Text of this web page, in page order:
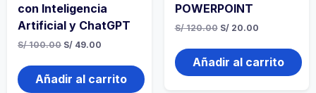
con Inteligencia
Artificial y ChatGPT
S/100.00 El
original
era:
S/ 100.00.
S/ 49.00
actual
es:
S/ 49.00.
Añadir al carrito
POWERPOINT
S/120.00 El
original
era:
S/ 120.00.
S/20.00El
actual
es:
S/ 20.00.
Añadir al carrito